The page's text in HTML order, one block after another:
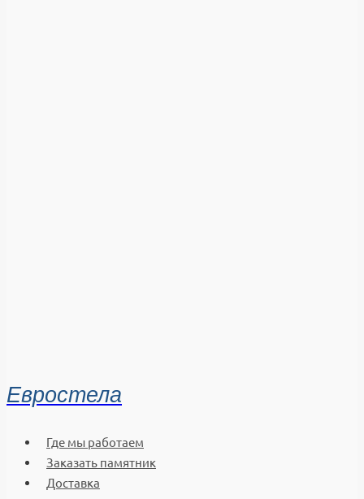
Евростела
Где мы работаем
Заказать памятник
Доставка